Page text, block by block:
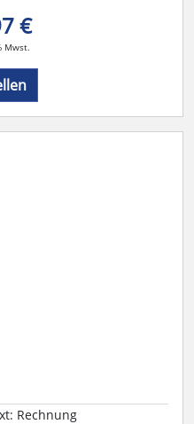
€
Mwst.
Rechnung